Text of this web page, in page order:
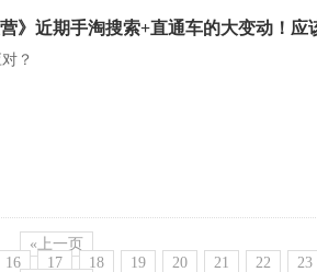
》近期手淘搜索+直通车的大变动！应
？
«上一页
16 17 18 19 20 21 22 23